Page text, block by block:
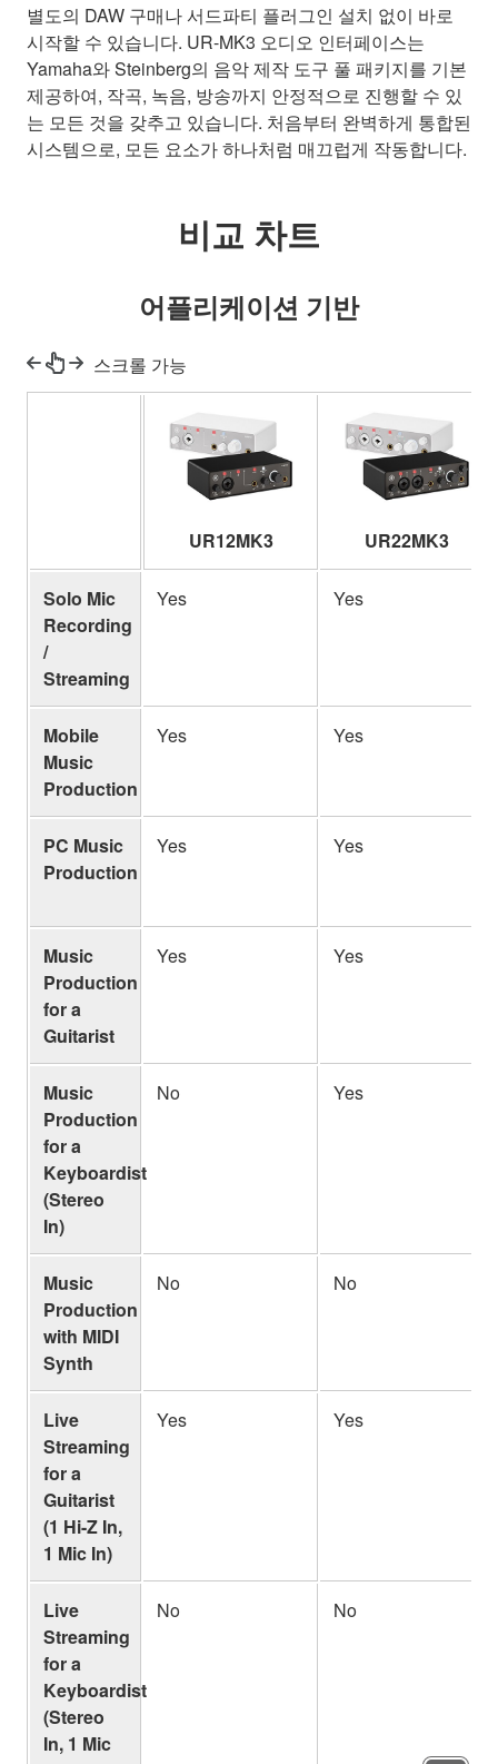
별도의 DAW 구매나 서드파티 플러그인 설치 없이 바로
시작할 수 있습니다. UR-MK3 오디오 인터페이스는
Yamaha와 Steinberg의 음악 제작 도구 풀 패키지를 기본
제공하여, 작곡, 녹음, 방송까지 안정적으로 진행할 수 있
는 모든 것을 갖추고 있습니다. 처음부터 완벽하게 통합된
시스템으로, 모든 요소가 하나처럼 매끄럽게 작동합니다.
비교 차트
어플리케이션 기반
스크롤 가능
UR12MK3 UR22MK3
Solo Mic
Recording
/
Streaming
Yes Yes
Mobile
Music
Production
Yes Yes
PC Music
Production
Yes Yes
Music
Production
for a
Guitarist
Yes Yes
Music
Production
for a
Keyboardist
(Stereo
In)
No Yes
Music
Production
with MIDI
Synth
No No
Live
Streaming
for a
Guitarist
(1 Hi-Z In,
1 Mic In)
Yes Yes
Live
Streaming
for a
Keyboardist
(Stereo
In, 1 Mic
No No